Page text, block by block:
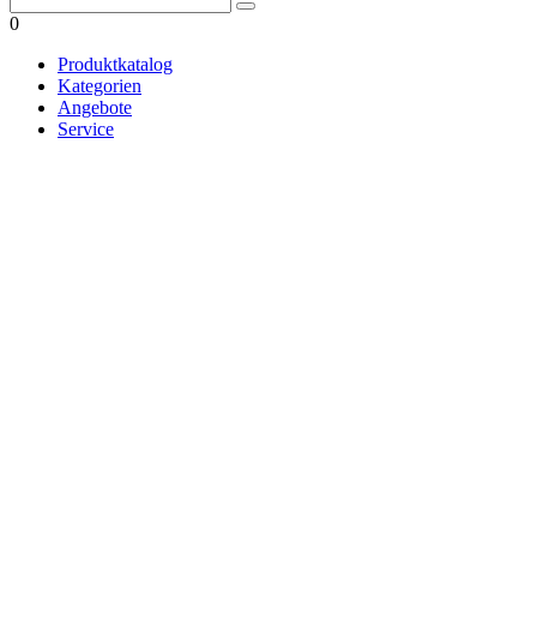
0
Produktkatalog
Kategorien
Angebote
Service